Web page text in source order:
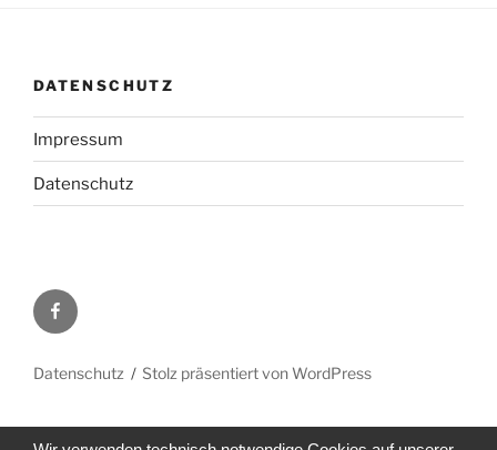
DATENSCHUTZ
Impressum
Datenschutz
Facebook
Datenschutz Stolz präsentiert von WordPress